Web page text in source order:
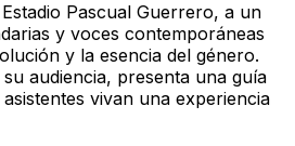
Pascual Guerrero, a un
y voces contemporáneas
y la esencia del género.
audiencia, presenta una guía
vivan una experiencia